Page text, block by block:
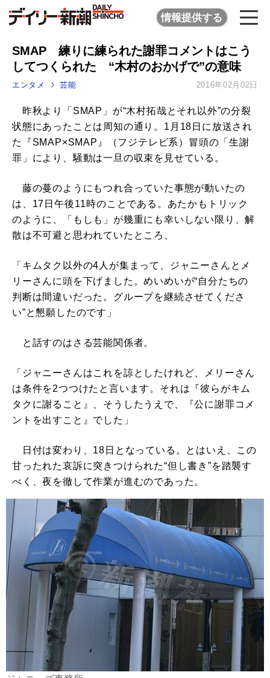
情報提供する
SMAP 練りに練られた謝罪コメントはこう
してつくられた “木村のおかげで”の意味
エンタメ 芸能 2016年02月02日
昨秋より「SMAP」が“木村拓哉とそれ以外”の分裂
状態にあったことは周知の通り。1月18日に放送され
た『SMAP×SMAP』（フジテレビ系）冒頭の「生謝
罪」により、騒動は一旦の収束を見せている。
藤の蔓のようにもつれ合っていた事態が動いたの
は、17日午後11時のことである。あたかもトリック
のように、「もしも」が幾重にも幸いしない限り、解
散は不可避と思われていたところ、
「キムタク以外の4人が集まって、ジャニーさんとメ
リーさんに頭を下げました。めいめいが“自分たちの
判断は間違いだった。グループを継続させてくださ
い”と懇願したのです」
と話すのはさる芸能関係者。
「ジャニーさんはこれを諒としたけれど、メリーさん
は条件を2つつけたと言います。それは『彼らがキム
タクに謝ること』、そうしたうえで、『公に謝罪コメ
ントを出すこと』でした」
日付は変わり、18日となっている。とはいえ、この
甘ったれた哀訴に突きつけられた“但し書き”を踏襲す
べく、夜を徹して作業が進むのであった。